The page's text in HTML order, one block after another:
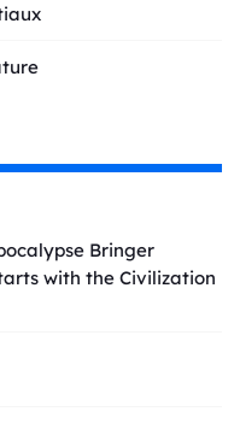
Bringer
with the Civilization